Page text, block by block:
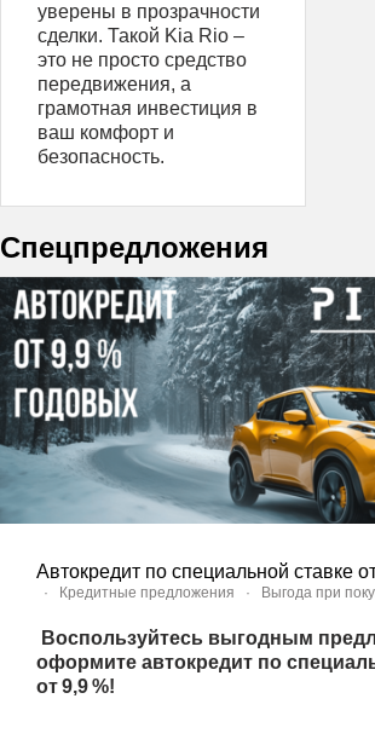
уверены в прозрачности
сделки. Такой Kia Rio –
это не просто средство
передвижения, а
грамотная инвестиция в
ваш комфорт и
безопасность.
Спецпредложения
Автокредит по специальной ставке
· Кредитные предложения · Выгода при
Воспользуйтесь выгодным
оформите автокредит по
от 9,9 %!